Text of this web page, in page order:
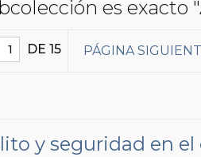
es exacto
DE 15 PÁGINA
y seguridad en